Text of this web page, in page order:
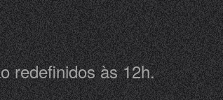
redefinidos às 12h.